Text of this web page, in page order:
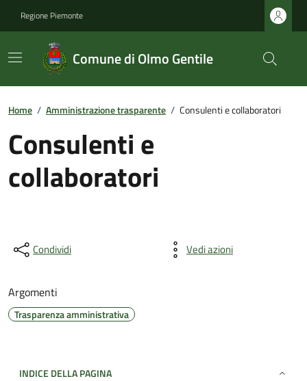
Regione Piemonte
Comune di Olmo Gentile
Home / Amministrazione trasparente / Consulenti e collaboratori
Consulenti e
collaboratori
Condividi Vedi azioni
Argomenti
Trasparenza amministrativa
INDICE DELLA PAGINA